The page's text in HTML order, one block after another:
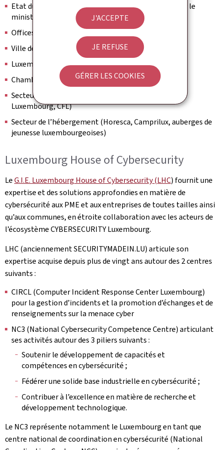
J'ACCEPTE
JE REFUSE
GÉRER LES COOKIES
Etat du Grand-Duché de Luxembourg, représenté par le
ministère de l'Economie
Offices régionaux du tourisme (ORT)
Ville de Luxembourg
Luxembourg City Tourist Office (LCTO)
Chambre de commerce
Secteur des transports (Luxair, Automobile Club du
Luxembourg, CFL)
Secteur de l’hébergement (Horesca, Camprilux, auberges de
jeunesse luxembourgeoises)
Luxembourg House of Cybersecurity
LeG.I.E. Luxembourg House of Cybersecurity (LHC) fournit une
expertise et des solutions approfondies en matière de
cybersécurité aux PME et aux entreprises de toutes tailles ainsi
qu’aux communes, en étroite collaboration avec les acteurs de
l’écosystème CYBERSECURITY Luxembourg.
LHC (anciennement SECURITYMADEIN.LU) articule son
expertise acquise depuis plus de vingt ans autour des 2 centres
suivants :
CIRCL (Computer Incident Response Center Luxembourg)
pour la gestion d’incidents et la promotion d’échanges et de
renseignements sur la menace cyber
NC3 (National Cybersecurity Competence Centre) articulant
ses activités autour des 3 piliers suivants :
Soutenir le développement de capacités et
compétences en cybersécurité ;
Fédérer une solide base industrielle en cybersécurité ;
Contribuer à l’excellence en matière de recherche et
développement technologique.
Le NC3 représente notamment le Luxembourg en tant que
centre national de coordination en cybersécurité (National